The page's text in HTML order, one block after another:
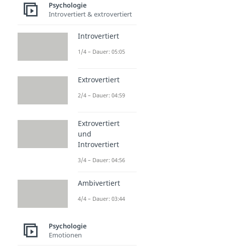
Psychologie
Introvertiert & extrovertiert
Introvertiert
1/4 – Dauer: 05:05
Extrovertiert
2/4 – Dauer: 04:59
Extrovertiert
und
Introvertiert
3/4 – Dauer: 04:56
Ambivertiert
4/4 – Dauer: 03:44
Psychologie
Emotionen